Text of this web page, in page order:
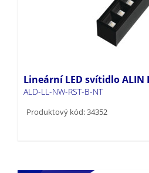
Lineární LED svítidlo ALIN
ALD-LL-NW-RST-B-NT
Produktový kód: 34352